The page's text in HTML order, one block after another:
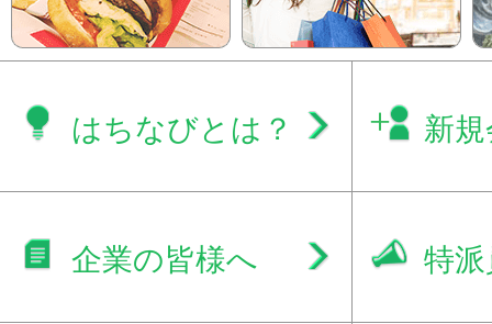
はちなびとは？ 新
企業の皆様へ 特